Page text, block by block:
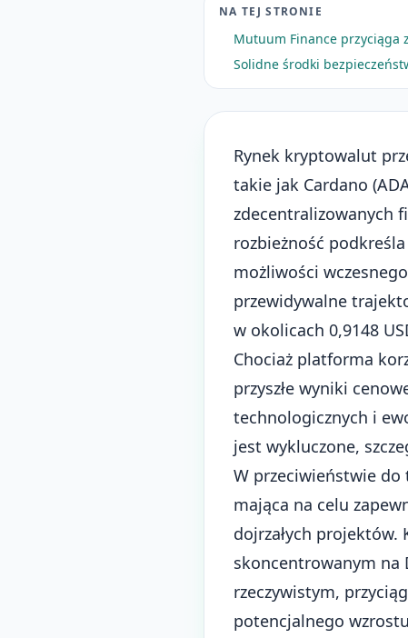
NA TEJ STRONIE
Mutuum Finance przyciąga
Solidne środki
Rynek kryptowalut
takie jak Cardano
zdecentralizowanych
rozbieżność podkreśla
możliwości
przewidywalne
w okolicach 0,9148
Chociaż platforma
przyszłe wyniki
technologicznych i
jest wykluczone,
W przeciwieństwie do
mająca na celu
dojrzałych
skoncentrowanym na
rzeczywistym,
potencjalnego